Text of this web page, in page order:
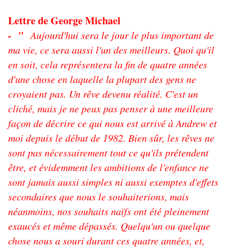
Lettre de George Michael
- "Aujourd'hui sera le jour le plus important de
ma vie, ce sera aussi l'un des meilleurs. Quoi qu'il
en soit, cela représentera la fin de quatre années
d'une chose en laquelle la plupart des gens ne
croyaient pas. Un rêve devenu réalité. C'est un
cliché, mais je ne peux pas penser à une meilleure
façon de décrire ce qui nous est arrivé à Andrew et
moi depuis le début de 1982. Bien sûr, les rêves ne
sont pas nécessairement tout ce qu'ils prétendent
être, et évidemment les ambitions de l'enfance ne
sont jamais aussi simples ni aussi exemptes d'effets
secondaires que nous le souhaiterions, mais
néanmoins, nos souhaits naïfs ont été pleinement
exaucés et même dépassés. Quelqu'un ou quelque
chose nous a souri durant ces quatre années, et,